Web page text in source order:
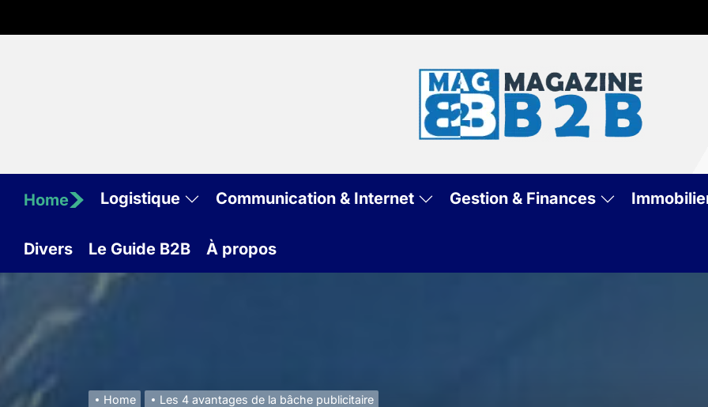
Home Logistique Communication & Internet Gestion & Finances
Divers Le Guide B2B À propos
Home Les 4 avantages de la bâche publicitaire